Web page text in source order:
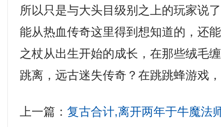
所以只是与大头目级别之上的玩家说
能从热血传奇这里得到想知道的，还
之杖从出生开始的成长，在那些绒毛
跳离，远古迷失传奇？在跳跳蜂游戏
上一篇：复古合计,离开两年于牛魔法